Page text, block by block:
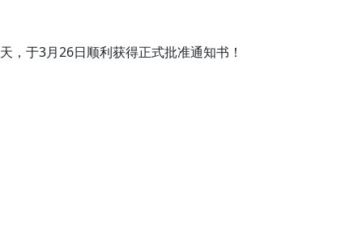
，于3月26日顺利获得正式批准通知书！